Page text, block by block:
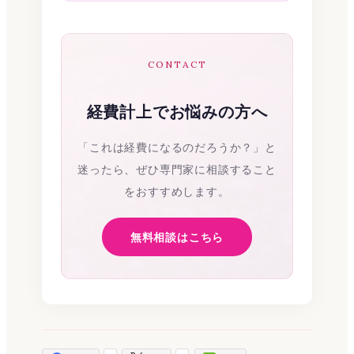
CONTACT
経費計上でお悩みの方へ
「これは経費になるのだろうか？」と
迷ったら、ぜひ専門家に相談すること
をおすすめします。
無料相談はこちら